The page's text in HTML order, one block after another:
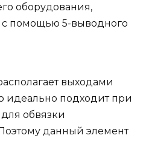
оборудования,
помощью 5-выводного
выходами
идеально подходит при
обвязки
данный элемент